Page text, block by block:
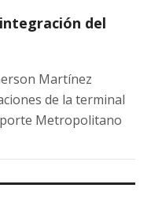
del
Martínez
de la terminal
Metropolitano